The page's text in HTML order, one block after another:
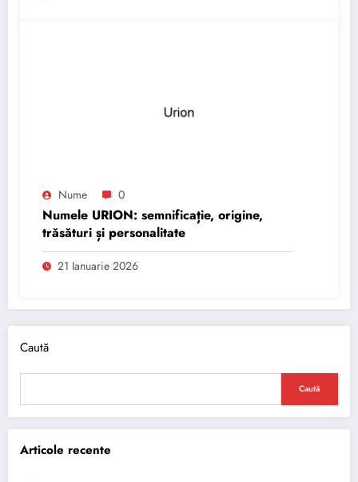
Nume 0
Numele URION: semnificație, origine,
trăsături și personalitate
21 Ianuarie 2026
Caută
Caută
Articole recente